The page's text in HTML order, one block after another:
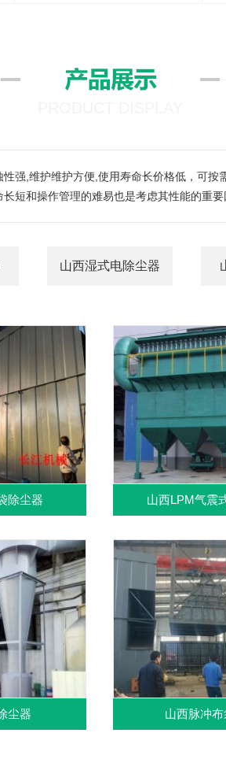
强,维护维护方便,使用寿命长价格低，可
短和操作管理的难易也是考虑其性能的重要
山西湿式电除尘器
除尘器 山西LPM气震
尘器 山西脉冲